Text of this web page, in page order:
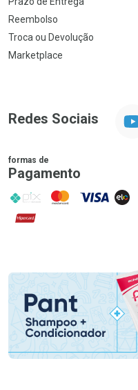
Reembolso
Troca ou Devolução
Marketplace
Redes Sociais
formas de
Pagamento
PIX MasterCard
VISA ELO
Hipercard
Promoção em